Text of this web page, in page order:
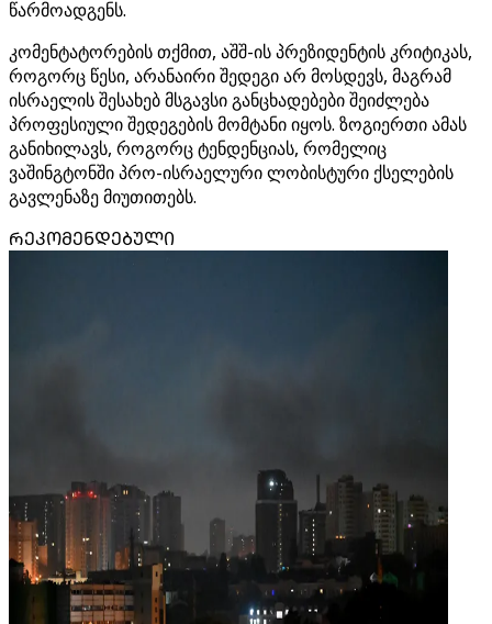
წარმოადგენს.
კომენტატორების თქმით, აშშ-ის პრეზიდენტის კრიტიკას,
როგორც წესი, არანაირი შედეგი არ მოსდევს, მაგრამ
ისრაელის შესახებ მსგავსი განცხადებები შეიძლება
პროფესიული შედეგების მომტანი იყოს. ზოგიერთი ამას
განიხილავს, როგორც ტენდენციას, რომელიც
ვაშინგტონში პრო-ისრაელური ლობისტური ქსელების
გავლენაზე მიუთითებს.
ᲠᲔᲙᲝᲛᲔᲜᲓᲔᲑᲣᲚᲘ